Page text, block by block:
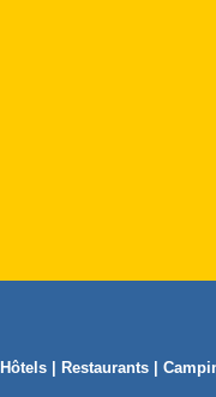
Hôtels| Restaurants|